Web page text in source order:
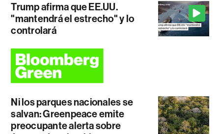
Trump afirma que EE.UU.
"mantendrá el estrecho" y lo
controlará
Ni los parques nacionales se
salvan: Greenpeace emite
preocupante alerta sobre